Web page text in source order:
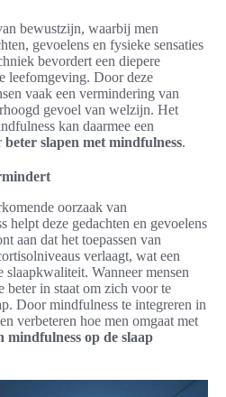
bewustzijn, waarbij men
gevoelens en fysieke sensaties
bevordert een diepere
leefomgeving. Door deze
vaak een vermindering van
gevoel van welzijn. Het
kan daarmee een
beter slapen met mindfulness.
oorzaak van
helpt deze gedachten en gevoelens
aan dat het toepassen van
verlaagt, wat een
Wanneer mensen
beter in staat om zich voor te
Door mindfulness te integreren in
verbeteren hoe men omgaat met
mindfulness op de slaap